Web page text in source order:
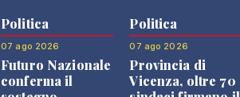
Politica
07 ago 2026
Futuro Nazionale
conferma il
Politica
07 ago 2026
Provincia di
Vicenza, oltre 70